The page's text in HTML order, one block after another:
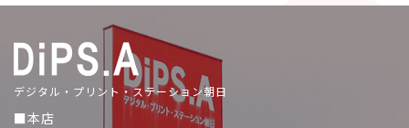
デジタル・プリント・ステーション朝日
■本店